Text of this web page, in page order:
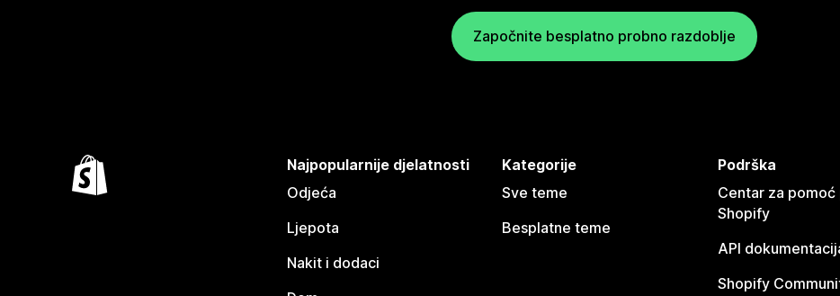
Započnite besplatno probno razdoblje
Najpopularnije djelatnosti
Odjeća
Ljepota
Nakit i dodaci
Kategorije
Sve teme
Besplatne teme
Podrška
Centar za
Shopify
API
Shopify